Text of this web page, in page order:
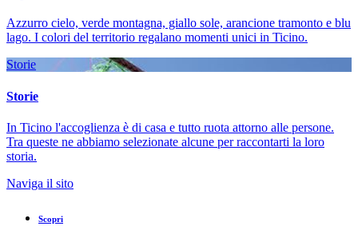
Azzurro cielo, verde montagna, giallo sole, arancione tramonto e blu
lago. I colori del territorio regalano momenti unici in Ticino.
Storie
Storie
In Ticino l'accoglienza è di casa e tutto ruota attorno alle persone.
Tra queste ne abbiamo selezionate alcune per raccontarti la loro
storia.
Naviga il sito
Scopri